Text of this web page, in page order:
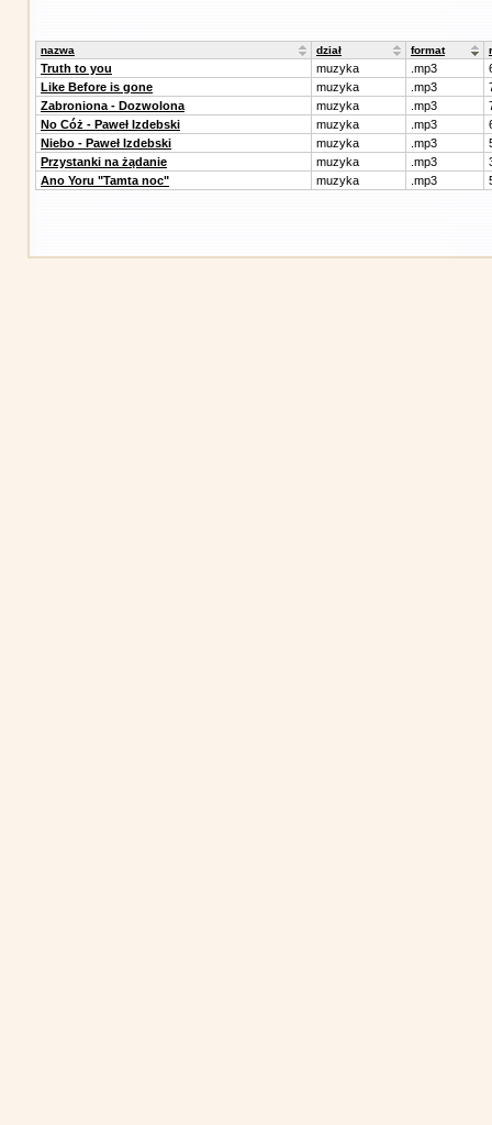
nazwa dział format
Truth to you muzyka .mp3
Like Before is gone
muzyka .mp3
Zabroniona - Dozwolona
muzyka .mp3
No Cóż - Paweł Izdebski
muzyka .mp3
Niebo - Paweł Izdebski
muzyka .mp3
Przystanki na żądanie
muzyka .mp3
Ano Yoru "Tamta noc"
muzyka .mp3